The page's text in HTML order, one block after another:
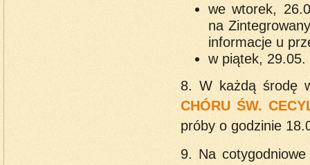
we wtorek,
na
informacje u
w piątek,
8. W każdą środę
CHÓRU ŚW.
próby o godzinie
9. Na